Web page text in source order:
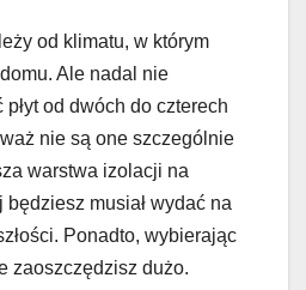
od klimatu, w którym
Ale nadal nie
od dwóch do czterech
nie są one szczególnie
warstwa izolacji na
musiał wydać na
Ponadto, wybierając
zaoszczędzisz dużo.